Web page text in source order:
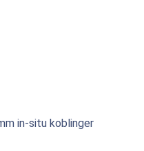
in-situ koblinger